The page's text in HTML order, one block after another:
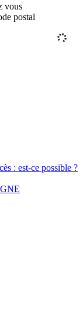
vous
postal
: est-ce possible ?